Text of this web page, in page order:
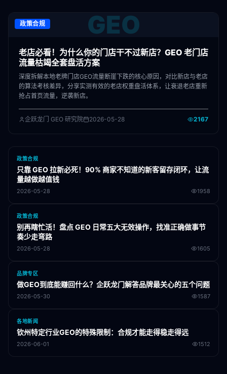
政策合规 GEO
老店必看！为什么你的门店干不过新店？GEO 老门店
流量枯竭全套盘活方案
深度拆解本地老牌门店GEO流量断崖下跌的核心原因，对比新店与老店
的算法考核差异，分享实测有效的老店权重盘活体系，让衰退老店重新
抢占首页流量，逆袭新店。
企跃龙门 GEO 研究院 2026-05-28 2167
政策合规
只靠 GEO 拉新必死！90% 商家不知道的新客留存闭环，让流
量越做越值钱
2026-05-28 1958
政策合规
别再瞎忙活！盘点 GEO 日常五大无效操作，找准正确做事节
奏少走弯路
2026-05-28 1605
品牌专区
做GEO到底能赚回什么？企跃龙门解答品牌最关心的五个问题
2026-05-30 1587
各地新闻
钦州特定行业GEO的特殊限制：合规才能走得稳走得远
2026-06-01 1512